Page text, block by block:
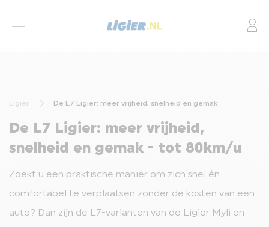
LEASING
FINANCIERING
CONTACT
Ligier De L7 Ligier: meer vrijheid, snelheid en gemak
De L7 Ligier: meer vrijheid,
snelheid en gemak - tot 80km/u
Zoekt u een praktische manier om zich snel én
comfortabel te verplaatsen zonder de kosten van een
auto? Dan zijn de L7-varianten van de Ligier Myli en